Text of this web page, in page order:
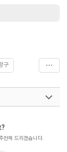
구
?
천해 드리겠습니다.